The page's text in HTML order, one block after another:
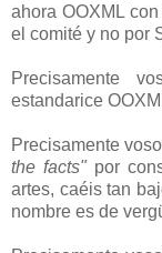
ahora OOXML
el comité y no por
Precisamente
estandarice
Precisamente
the facts" por
artes, caéis tan
nombre es de